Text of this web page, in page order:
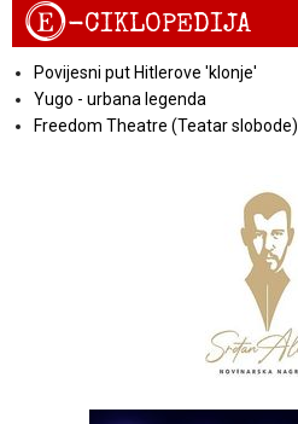
E-CIKLOPEDIJA
Povijesni put Hitlerove 'klonje'
Yugo - urbana legenda
Freedom Theatre (Teatar slobode)